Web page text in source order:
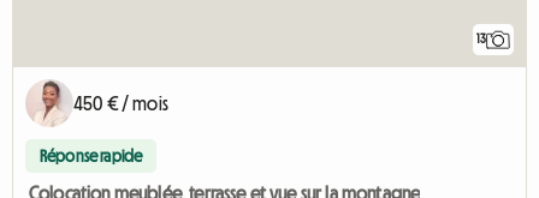
13
450 € / mois
Réponse rapide
Colocation meublée, terrasse et vue sur la montagne